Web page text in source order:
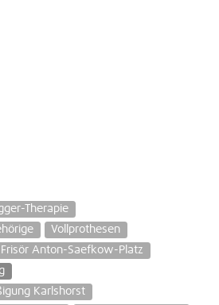
Therapie
Vollprothesen
Frisör Anton-Saefkow-Platz
Karlshorst